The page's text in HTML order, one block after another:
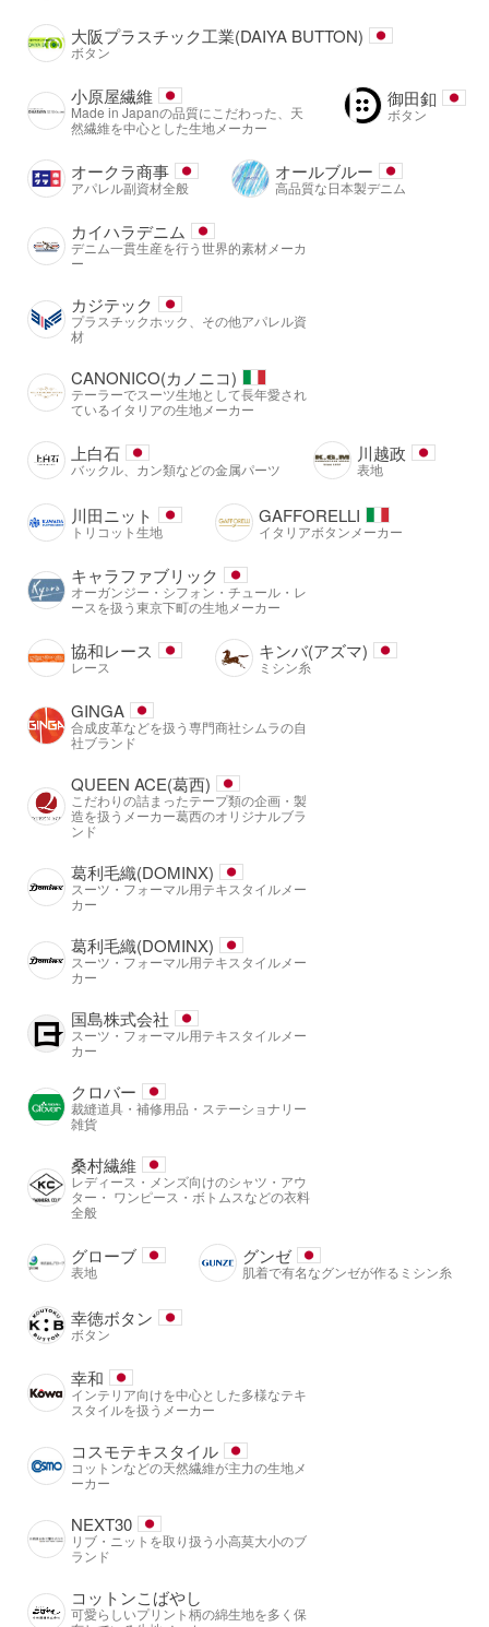
大阪プラスチック工業(DAIYA BUTTON)
ボタン
小原屋繊維
Made in Japanの品質にこだわった、天
然繊維を中心とした生地メーカー
御田釦
ボタン
オークラ商事
アパレル副資材全般
オールブルー
高品質な日本製デニム
カイハラデニム
デニム一貫生産を行う世界的素材メーカ
ー
カジテック
プラスチックホック、その他アパレル資
材
CANONICO(カノニコ)
テーラーでスーツ生地として長年愛され
ているイタリアの生地メーカー
上白石
バックル、カン類などの金属パーツ
川越政
表地
川田ニット
トリコット生地
GAFFORELLI
イタリアボタンメーカー
キャラファブリック
オーガンジー・シフォン・チュール・レ
ースを扱う東京下町の生地メーカー
協和レース
レース
キンバ(アズマ)
ミシン糸
GINGA
合成皮革などを扱う専門商社シムラの自
社ブランド
QUEEN ACE(葛西)
こだわりの詰まったテープ類の企画・製
造を扱うメーカー葛西のオリジナルブラ
ンド
葛利毛織(DOMINX)
スーツ・フォーマル用テキスタイルメー
カー
葛利毛織(DOMINX)
スーツ・フォーマル用テキスタイルメー
カー
国島株式会社
スーツ・フォーマル用テキスタイルメー
カー
クロバー
裁縫道具・補修用品・ステーショナリー
雑貨
桑村繊維
レディース・メンズ向けのシャツ・アウ
ター・ ワンピース・ボトムスなどの衣料
全般
グローブ
表地
グンゼ
肌着で有名なグンゼが作るミシン糸
幸徳ボタン
ボタン
幸和
インテリア向けを中心とした多様なテキ
スタイルを扱うメーカー
コスモテキスタイル
コットンなどの天然繊維が主力の生地メ
ーカー
NEXT30
リブ・ニットを取り扱う小高莫大小のブ
ランド
コットンこばやし
可愛らしいプリント柄の綿生地を多く保